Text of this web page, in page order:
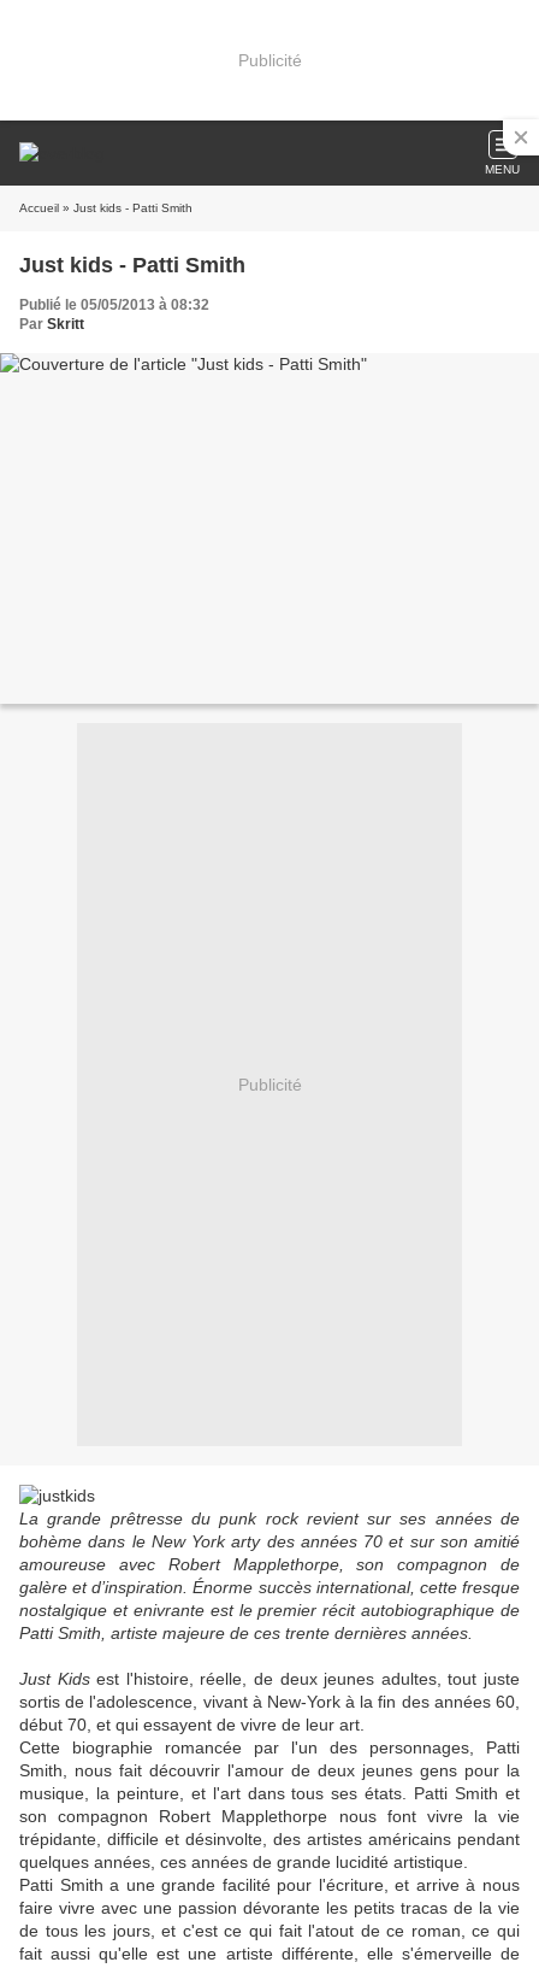
Publicité
MENU
Accueil » Just kids - Patti Smith
Just kids - Patti Smith
Publié le 05/05/2013 à 08:32
Par Skritt
Publicité
La grande prêtresse du punk rock revient sur ses années de
bohème dans le New York arty des années 70 et sur son amitié
amoureuse avec Robert Mapplethorpe, son compagnon de
galère et d’inspiration. Énorme succès international, cette fresque
nostalgique et enivrante est le premier récit autobiographique de
Patti Smith, artiste majeure de ces trente dernières années.
Just Kidsest l'histoire, réelle, de deux jeunes adultes, tout juste
sortis de l'adolescence, vivant à New-York à la fin des années 60,
début 70, et qui essayent de vivre de leur art.
Cette biographie romancée par l'un des personnages, Patti
Smith, nous fait découvrir l'amour de deux jeunes gens pour la
musique, la peinture, et l'art dans tous ses états. Patti Smith et
son compagnon Robert Mapplethorpe nous font vivre la vie
trépidante, difficile et désinvolte, des artistes américains pendant
quelques années, ces années de grande lucidité artistique.
Patti Smith a unegrande facilité pour l'écriture, et arrive à nous
faire vivre avec une passion dévorante les petits tracas de la vie
de tous les jours, et c'est ce qui fait l'atout de ce roman, ce qui
fait aussi qu'elle est une artiste différente, elle s'émerveille de